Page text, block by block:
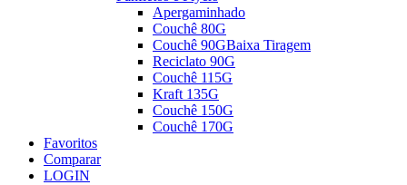
Apergaminhado
Couchê 80G
Couchê 90GBaixa Tiragem
Reciclato 90G
Couchê 115G
Kraft 135G
Couchê 150G
Couchê 170G
Favoritos
Comparar
LOGIN